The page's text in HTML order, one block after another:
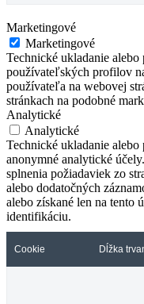
Marketingové
Marketingové
Technické ukladanie
používateľských profilov
používateľa na webovej
stránkach na podobné
Analytické
Analytické
Technické ukladanie
anonymné analytické
splnenia požiadaviek zo
alebo dodatočných
alebo získané len na tento
identifikáciu.
Cookie Dĺžka